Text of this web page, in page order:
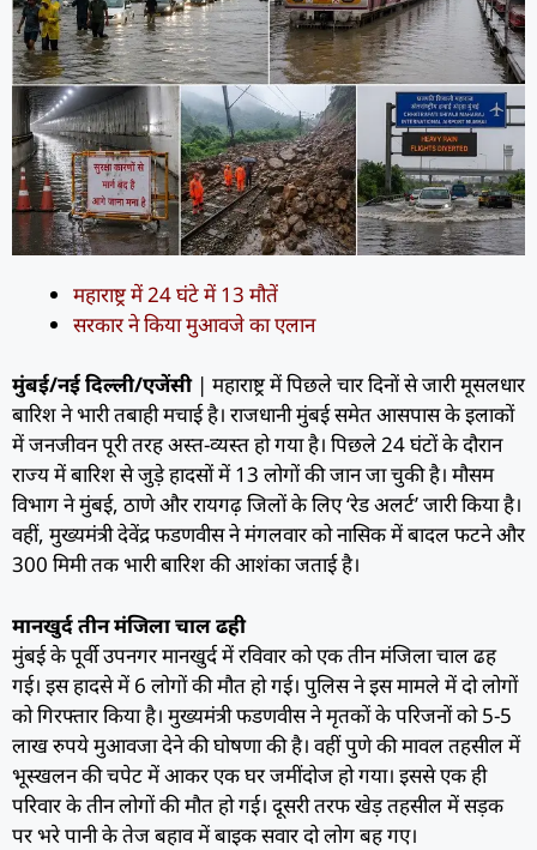
महाराष्ट्र में 24 घंटे में 13 मौतें
सरकार ने किया मुआवजे का एलान
मुंबई/नई दिल्ली/एजेंसी| महाराष्ट्र में पिछले चार दिनों से जारी मूसलधार
बारिश ने भारी तबाही मचाई है। राजधानी मुंबई समेत आसपास के इलाकों
में जनजीवन पूरी तरह अस्त-व्यस्त हो गया है। पिछले 24 घंटों के दौरान
राज्य में बारिश से जुड़े हादसों में 13 लोगों की जान जा चुकी है। मौसम
विभाग ने मुंबई, ठाणे और रायगढ़ जिलों के लिए ‘रेड अलर्ट’ जारी किया है।
वहीं, मुख्यमंत्री देवेंद्र फडणवीस ने मंगलवार को नासिक में बादल फटने और
300 मिमी तक भारी बारिश की आशंका जताई है।
मानखुर्द तीन मंजिला चाल ढही
मुंबई के पूर्वी उपनगर मानखुर्द में रविवार को एक तीन मंजिला चाल ढह
गई। इस हादसे में 6 लोगों की मौत हो गई। पुलिस ने इस मामले में दो लोगों
को गिरफ्तार किया है। मुख्यमंत्री फडणवीस ने मृतकों के परिजनों को 5-5
लाख रुपये मुआवजा देने की घोषणा की है। वहीं पुणे की मावल तहसील में
भूस्खलन की चपेट में आकर एक घर जमींदोज हो गया। इससे एक ही
परिवार के तीन लोगों की मौत हो गई। दूसरी तरफ खेड़ तहसील में सड़क
पर भरे पानी के तेज बहाव में बाइक सवार दो लोग बह गए।